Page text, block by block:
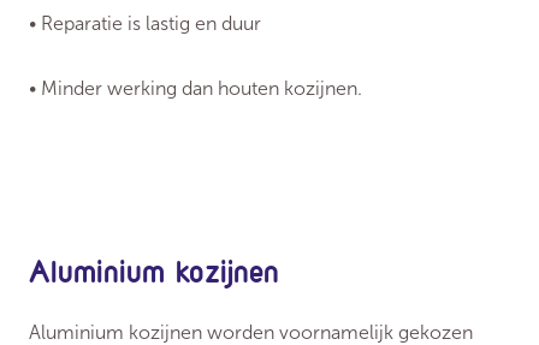
• Reparatie is lastig en duur
• Minder werking dan houten kozijnen.
Aluminium kozijnen
Aluminium kozijnen worden voornamelijk gekozen